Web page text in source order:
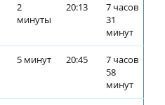
2
минуты
20:13
7 часов
31
минут
5 минут 20:45
7 часов
58
минут